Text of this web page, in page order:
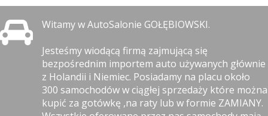
Witamy w AutoSalonie GOŁĘBIOWSKI.
Jesteśmy wiodącą firmą zajmującą się
bezpośrednim importem auto używanych głównie
z Holandii i Niemiec. Posiadamy na placu około
300 samochodów w ciągłej sprzedaży które można
kupić za gotówkę ,na raty lub w formie ZAMIANY.